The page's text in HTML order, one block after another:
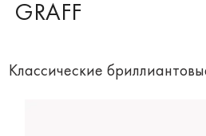
GRAFF
Классические